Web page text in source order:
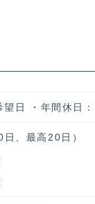
望日 ・年間休日
、最高20日）